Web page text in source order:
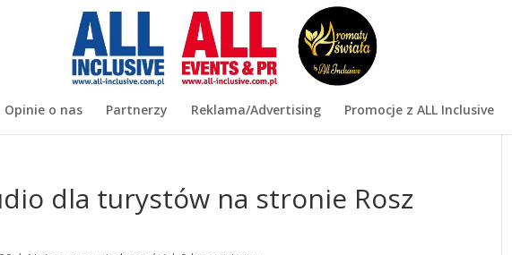
Opinie o nas Partnerzy Reklama/Advertising Promocje z ALL Inclusive
dla turystów na stronie Rosz